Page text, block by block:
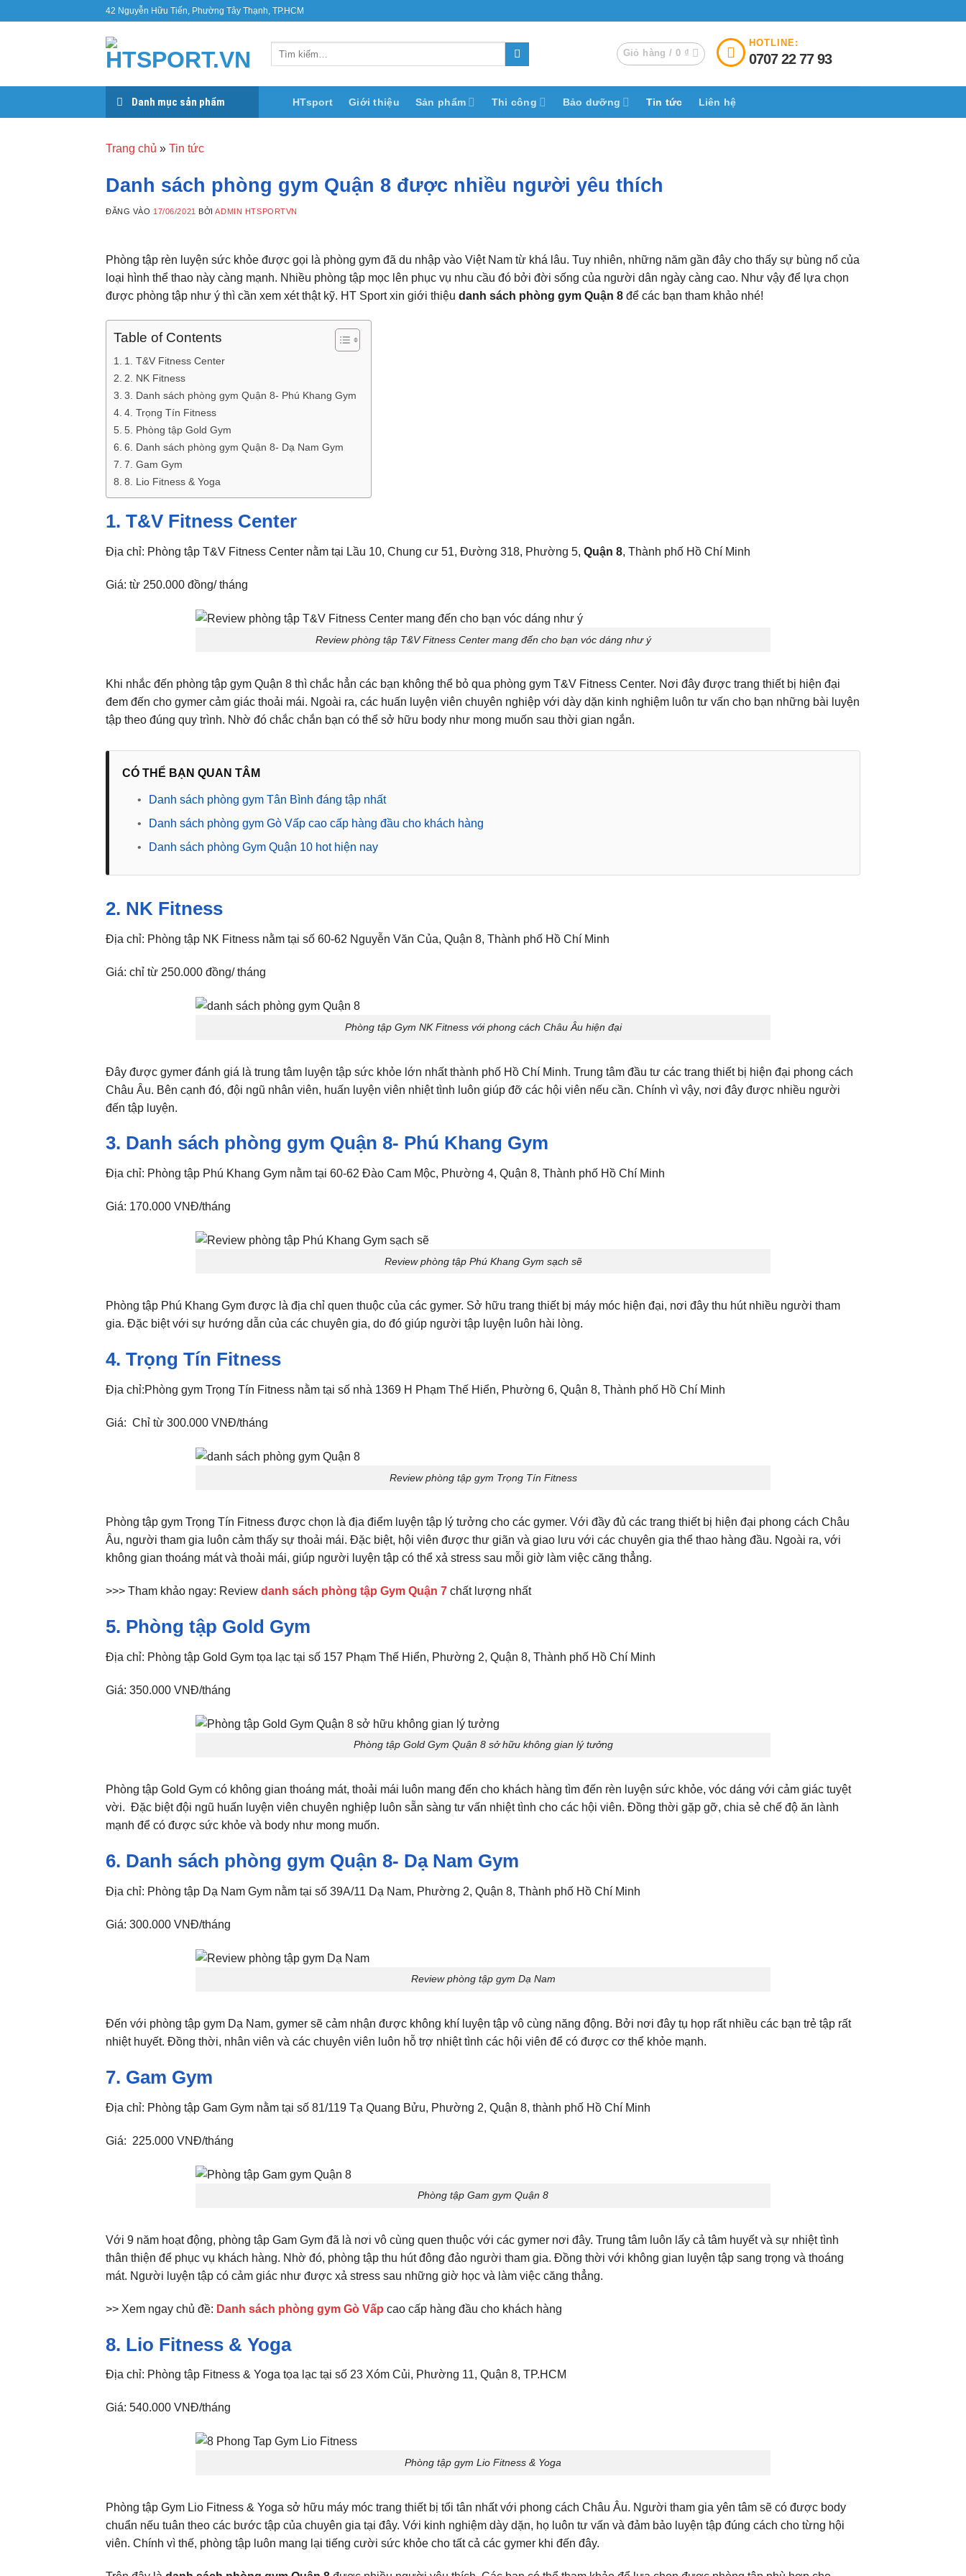
42 Nguyễn Hữu Tiến, Phường Tây Thạnh, TP.HCM
Giỏ hàng / 0 ₫
HOTLINE:
0707 22 77 93
Danh mục sản phẩm HTsport Giới thiệu Sản phẩm Thi công Bảo dưỡng Tin tức Liên hệ
Trang chủ » Tin tức
Danh sách phòng gym Quận 8 được nhiều người yêu thích
ĐĂNG VÀO 17/06/2021 BỞIADMIN HTSPORTVN
Phòng tập rèn luyện sức khỏe được gọi là phòng gym đã du nhập vào Việt Nam từ khá lâu. Tuy nhiên, những năm gần đây cho thấy sự bùng nổ của
loại hình thể thao này càng mạnh. Nhiều phòng tập mọc lên phục vụ nhu cầu đó bởi đời sống của người dân ngày càng cao. Như vậy để lựa chọn
được phòng tập như ý thì cần xem xét thật kỹ. HT Sport xin giới thiệu danh sách phòng gym Quận 8 để các bạn tham khảo nhé!
Table of Contents
1. T&V Fitness Center
2. NK Fitness
3. Danh sách phòng gym Quận 8- Phú Khang Gym
4. Trọng Tín Fitness
5. Phòng tập Gold Gym
6. Danh sách phòng gym Quận 8- Dạ Nam Gym
7. Gam Gym
8. Lio Fitness & Yoga
1. T&V Fitness Center
Địa chỉ: Phòng tập T&V Fitness Center nằm tại Lầu 10, Chung cư 51, Đường 318, Phường 5, Quận 8, Thành phố Hồ Chí Minh
Giá: từ 250.000 đồng/ tháng
Review phòng tập T&V Fitness Center mang đến cho bạn vóc dáng như ý
Khi nhắc đến phòng tập gym Quận 8 thì chắc hẳn các bạn không thể bỏ qua phòng gym T&V Fitness Center. Nơi đây được trang thiết bị hiện đại
đem đến cho gymer cảm giác thoải mái. Ngoài ra, các huấn luyện viên chuyên nghiệp với dày dặn kinh nghiệm luôn tư vấn cho bạn những bài luyện
tập theo đúng quy trình. Nhờ đó chắc chắn bạn có thể sở hữu body như mong muốn sau thời gian ngắn.
CÓ THỂ BẠN QUAN TÂM
•
Danh sách phòng gym Tân Bình đáng tập nhất
•
Danh sách phòng gym Gò Vấp cao cấp hàng đầu cho khách hàng
•
Danh sách phòng Gym Quận 10 hot hiện nay
2. NK Fitness
Địa chỉ: Phòng tập NK Fitness nằm tại số 60-62 Nguyễn Văn Của, Quận 8, Thành phố Hồ Chí Minh
Giá: chỉ từ 250.000 đồng/ tháng
Phòng tập Gym NK Fitness với phong cách Châu Âu hiện đại
Đây được gymer đánh giá là trung tâm luyện tập sức khỏe lớn nhất thành phố Hồ Chí Minh. Trung tâm đầu tư các trang thiết bị hiện đại phong cách
Châu Âu. Bên cạnh đó, đội ngũ nhân viên, huấn luyện viên nhiệt tình luôn giúp đỡ các hội viên nếu cần. Chính vì vậy, nơi đây được nhiều người
đến tập luyện.
3. Danh sách phòng gym Quận 8- Phú Khang Gym
Địa chỉ: Phòng tập Phú Khang Gym nằm tại 60-62 Đào Cam Mộc, Phường 4, Quận 8, Thành phố Hồ Chí Minh
Giá: 170.000 VNĐ/tháng
Review phòng tập Phú Khang Gym sạch sẽ
Phòng tập Phú Khang Gym được là địa chỉ quen thuộc của các gymer. Sở hữu trang thiết bị máy móc hiện đại, nơi đây thu hút nhiều người tham
gia. Đặc biệt với sự hướng dẫn của các chuyên gia, do đó giúp người tập luyện luôn hài lòng.
4. Trọng Tín Fitness
Địa chỉ:Phòng gym Trọng Tín Fitness nằm tại số nhà 1369 H Phạm Thế Hiển, Phường 6, Quận 8, Thành phố Hồ Chí Minh
Giá: Chỉ từ 300.000 VNĐ/tháng
Review phòng tập gym Trọng Tín Fitness
Phòng tập gym Trọng Tín Fitness được chọn là địa điểm luyện tập lý tưởng cho các gymer. Với đầy đủ các trang thiết bị hiện đại phong cách Châu
Âu, người tham gia luôn cảm thấy sự thoải mái. Đặc biệt, hội viên được thư giãn và giao lưu với các chuyên gia thể thao hàng đầu. Ngoài ra, với
không gian thoáng mát và thoải mái, giúp người luyện tập có thể xả stress sau mỗi giờ làm việc căng thẳng.
>>> Tham khảo ngay: Review danh sách phòng tập Gym Quận 7 chất lượng nhất
5. Phòng tập Gold Gym
Địa chỉ: Phòng tập Gold Gym tọa lạc tại số 157 Phạm Thế Hiển, Phường 2, Quận 8, Thành phố Hồ Chí Minh
Giá: 350.000 VNĐ/tháng
Phòng tập Gold Gym Quận 8 sở hữu không gian lý tưởng
Phòng tập Gold Gym có không gian thoáng mát, thoải mái luôn mang đến cho khách hàng tìm đến rèn luyện sức khỏe, vóc dáng với cảm giác tuyệt
vời. Đặc biệt đội ngũ huấn luyện viên chuyên nghiệp luôn sẵn sàng tư vấn nhiệt tình cho các hội viên. Đồng thời gặp gỡ, chia sẻ chế độ ăn lành
mạnh để có được sức khỏe và body như mong muốn.
6. Danh sách phòng gym Quận 8- Dạ Nam Gym
Địa chỉ: Phòng tập Dạ Nam Gym nằm tại số 39A/11 Dạ Nam, Phường 2, Quận 8, Thành phố Hồ Chí Minh
Giá: 300.000 VNĐ/tháng
Review phòng tập gym Dạ Nam
Đến với phòng tập gym Dạ Nam, gymer sẽ cảm nhận được không khí luyện tập vô cùng năng động. Bởi nơi đây tụ họp rất nhiều các bạn trẻ tập rất
nhiệt huyết. Đồng thời, nhân viên và các chuyên viên luôn hỗ trợ nhiệt tình các hội viên để có được cơ thể khỏe mạnh.
7. Gam Gym
Địa chỉ: Phòng tập Gam Gym nằm tại số 81/119 Tạ Quang Bửu, Phường 2, Quận 8, thành phố Hồ Chí Minh
Giá: 225.000 VNĐ/tháng
Phòng tập Gam gym Quận 8
Với 9 năm hoạt động, phòng tập Gam Gym đã là nơi vô cùng quen thuộc với các gymer nơi đây. Trung tâm luôn lấy cả tâm huyết và sự nhiệt tình
thân thiện để phục vụ khách hàng. Nhờ đó, phòng tập thu hút đông đảo người tham gia. Đồng thời với không gian luyện tập sang trọng và thoáng
mát. Người luyện tập có cảm giác như được xả stress sau những giờ học và làm việc căng thẳng.
>> Xem ngay chủ đề: Danh sách phòng gym Gò Vấp cao cấp hàng đầu cho khách hàng
8. Lio Fitness & Yoga
Địa chỉ: Phòng tập Fitness & Yoga tọa lạc tại số 23 Xóm Củi, Phường 11, Quận 8, TP.HCM
Giá: 540.000 VNĐ/tháng
Phòng tập gym Lio Fitness & Yoga
Phòng tập Gym Lio Fitness & Yoga sở hữu máy móc trang thiết bị tối tân nhất với phong cách Châu Âu. Người tham gia yên tâm sẽ có được body
chuẩn nếu tuân theo các bước tập của chuyên gia tại đây. Với kinh nghiệm dày dặn, họ luôn tư vấn và đảm bảo luyện tập đúng cách cho từng hội
viên. Chính vì thế, phòng tập luôn mang lại tiếng cười sức khỏe cho tất cả các gymer khi đến đây.